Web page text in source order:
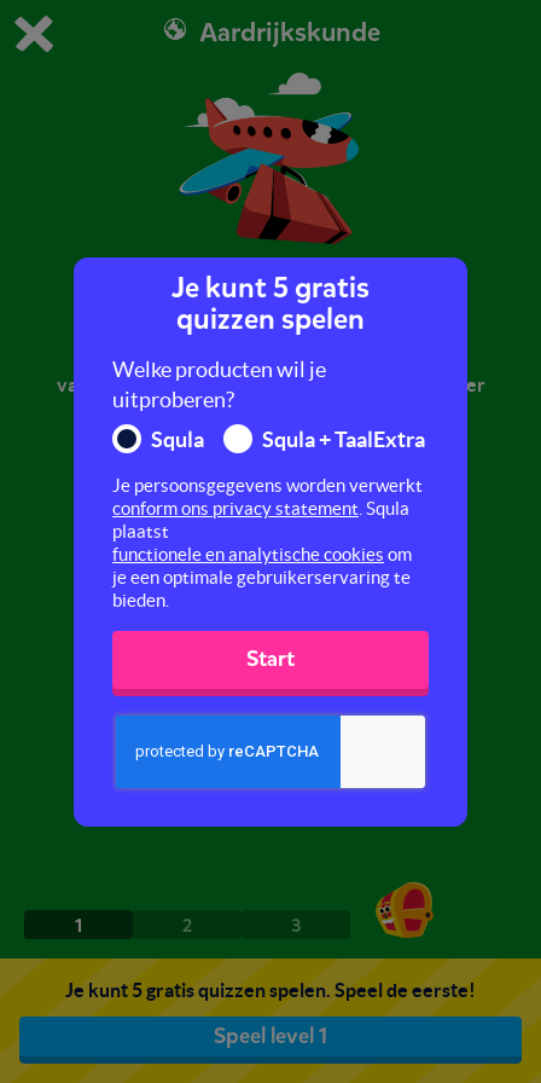
Dit is de gratis demo van Squla.
Bestel nu
0
Aardrijkskunde
Vakantie
Wat doe je op vakantie? Wat gebruik je op
vakantie? Hoe ziet het buitenland eruit? Daarover
gaat deze quiz.
1 2 3
Je kunt 5 gratis quizzen spelen. Speel de eerste!
Speel level 1
Je kunt 5 gratis
quizzen spelen
Welke producten wil je
uitproberen?
Squla
Squla + TaalExtra
Je persoonsgegevens worden verwerkt
conform ons privacy statement . Squla
plaatst
functionele en analytische cookies om
je een optimale gebruikerservaring te
bieden.
Start